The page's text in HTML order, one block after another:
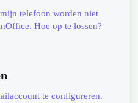
telefoon worden niet
Hoe op te lossen?
te configureren.